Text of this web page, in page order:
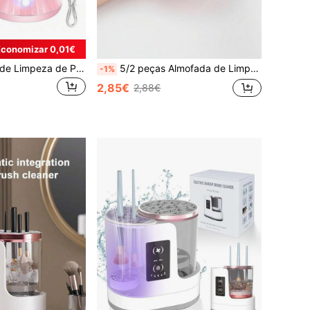
0,01€
Máquina Elétrica de Limpeza de Pincéis de Maquilhagem, Máquina Automática 2 em 1 de Lavagem e Secagem Alimentada por USB, Limpeza Profunda e Esterilização UV, Adequada para Desinfetar Esponjas e Pincéis de Maquilhagem, Ideal para Profissionais de Beleza, Presente Perfeito -1% 5/2 peças Almofada de Limpeza de Pincéis de Silicone, em Forma de Flor, Limpador de Pincéis de Maquilhagem com Ventosa, Ferramenta de Limpeza Portátil, Adequado como Presente de Dia dos Namorados, Aniversário ou Lembrança de Festa
2,85€ 2,88€